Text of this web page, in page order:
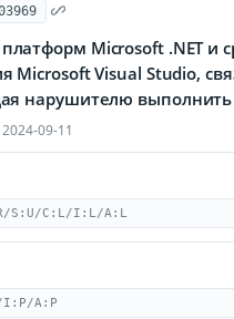
Microsoft .NET и
Microsoft Visual Studio,
нарушителю
2024-09-11
S:U/C:L/I:L/A:L
I:P/A:P